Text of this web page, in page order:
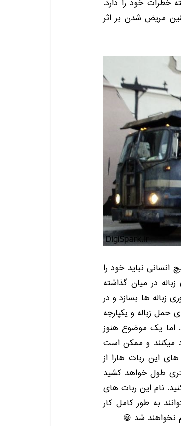
خطرات خود را دارد.
مریض شدن بر اثر
نباید خود را
در میان گذاشته
زباله ها بسازد و در
حمل زباله و یکپارجه
.اما یک موضوع هنوز
میکنند و ممکن است
این ربات هارا از
طول خواهد کشید
. نام این ربات های
به طور کامل کار
نخواهند شد 😀